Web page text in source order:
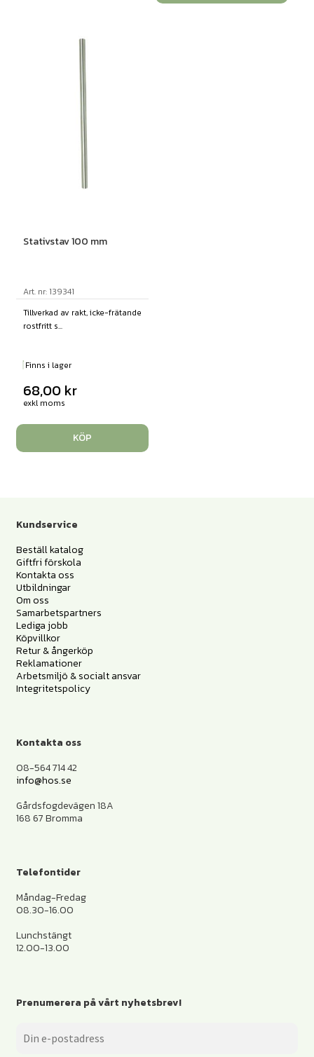
Stativstav 100 mm
Art. nr: 139341
Tillverkad av rakt, icke-frätande
rostfritt s...
Finns i lager
68,00 kr
exkl moms
KÖP
Kundservice
Beställ katalog
Giftfri förskola
Kontakta oss
Utbildningar
Om oss
Samarbetspartners
Lediga jobb
Köpvillkor
Retur & ångerköp
Reklamationer
Arbetsmiljö & socialt ansvar
Integritetspolicy
Kontakta oss
08-564 714 42
info@hos.se
Gårdsfogdevägen 18A
168 67 Bromma
Telefontider
Måndag-Fredag
08.30-16.00
Lunchstängt
12.00-13.00
Prenumerera på vårt nyhetsbrev!